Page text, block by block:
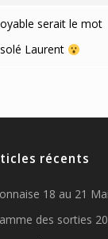
serait le mot
Laurent
récents
18 au 21
des sorties